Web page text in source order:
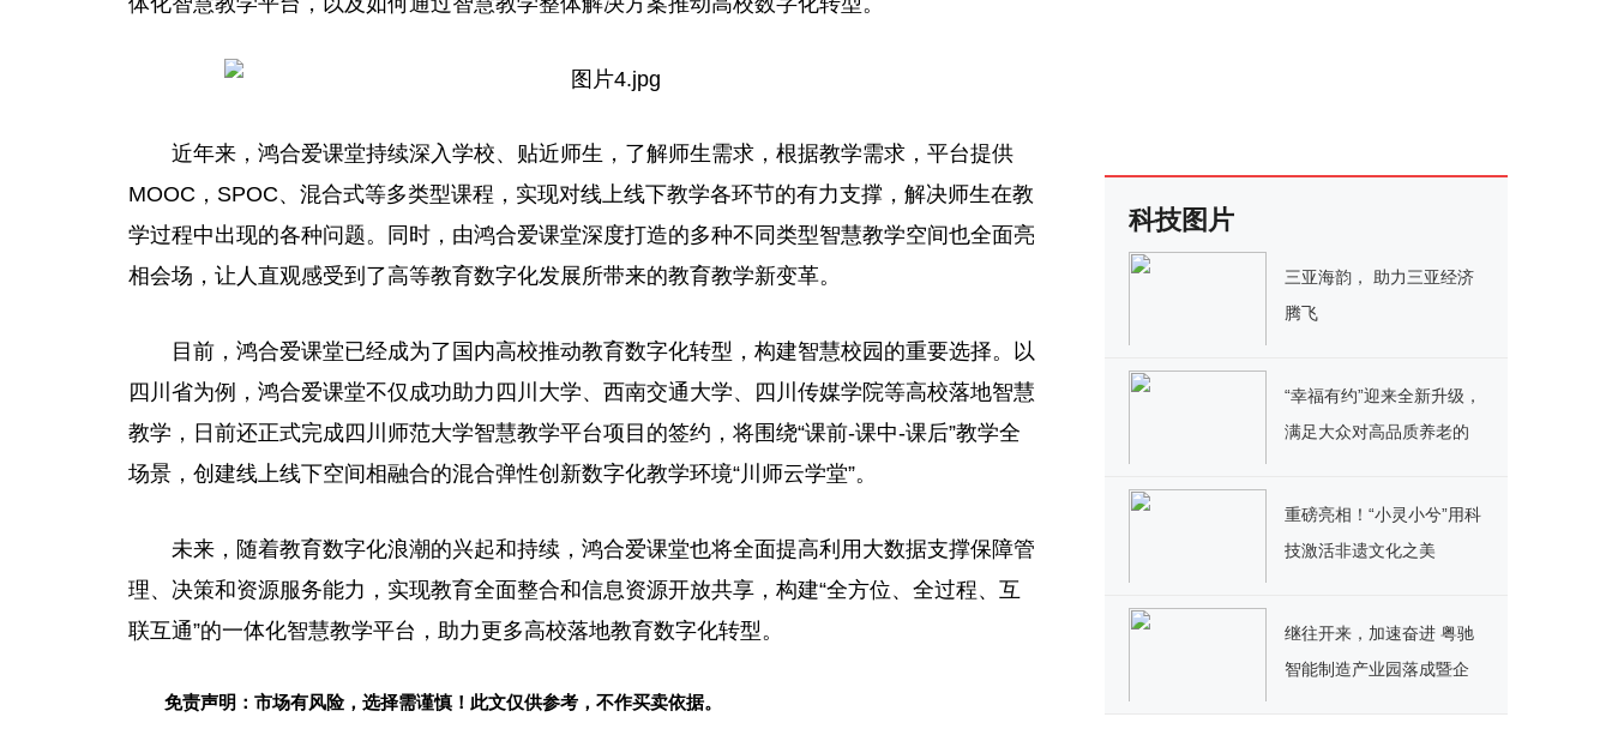
近年来，鸿合爱课堂持续深入学校、贴近师生，了解师生需求，根据教学需求， 平台提供
MOOC，SPOC、混合式等多类型课程，实现对线上线下教学各环节的有力支撑，解决师生在教
学过程中出现的各种问题。同时，由鸿合爱课堂深度打造的多种不同类型智慧教学空间也全面亮
相会场，让人直观感受到了高等教育数字化发展所带来的教育教学新变革。
目前，鸿合爱课堂已经成为了国内高校推动教育数字化转型，构建智慧校园的重要选择。以
四川省为例，鸿合爱课堂不仅成功助力四川大学、西南交通大学、四川传媒学院等高校落地智慧
教学，日前还正式完成四川师范大学智慧教学平台项目的签约，将围绕“课前-课中-课后”教学全
场景，创建线上线下空间相融合的混合弹性创新数字化教学环境“川师云学堂”。
未来，随着教育数字化浪潮的兴起和持续，鸿合爱课堂也将全面提高利用大数据支撑保障管
理、决策和资源服务能力，实现教育全面整合和信息资源开放共享，构建“全方位、全过程、互
联互通”的一体化智慧教学平台 ，助力更多高校落地教育数字化转型。
免责声明：市场有风险，选择需谨慎！此文仅供参考，不作买卖依据。
科技图片
三亚海韵， 助力三亚经济
腾飞
“幸福有约”迎来全新升级，
满足大众对高品质养老的
重磅亮相！“小灵小兮”用科
技激活非遗文化之美
继往开来，加速奋进 粤驰
智能制造产业园落成暨企